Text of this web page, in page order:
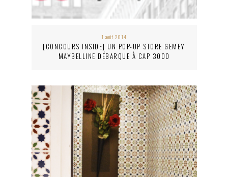
1 août 2014
[CONCOURS INSIDE] UN POP-UP STORE GEMEY
MAYBELLINE DÉBARQUE À CAP 3000